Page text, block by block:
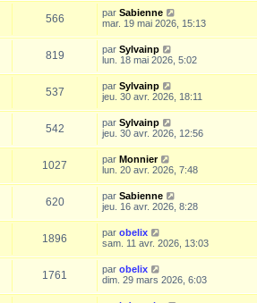
566 par Sabienne
mar. 19 mai 2026, 15:13
819 par Sylvainp
lun. 18 mai 2026, 5:02
537 par Sylvainp
jeu. 30 avr. 2026, 18:11
542 par Sylvainp
jeu. 30 avr. 2026, 12:56
1027 par Monnier
lun. 20 avr. 2026, 7:48
620 par Sabienne
jeu. 16 avr. 2026, 8:28
1896 par obelix
sam. 11 avr. 2026, 13:03
1761 par obelix
dim. 29 mars 2026, 6:03